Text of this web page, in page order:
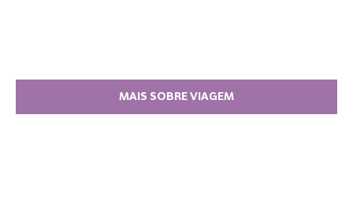
MAIS SOBRE VIAGEM